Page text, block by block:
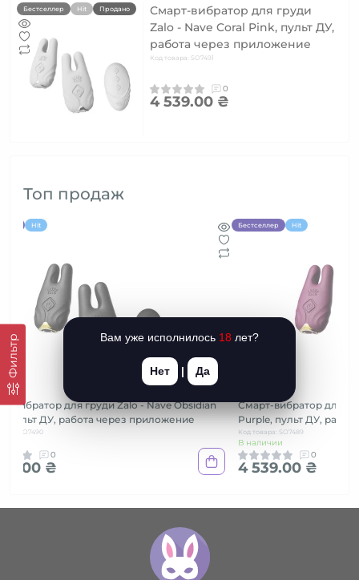
Фильтр
Бестселлер Hit Продано
Смарт-вибратор для груди
Zalo - Nave Coral Pink, пульт ДУ,
работа через приложение
Код товара: SO7491
0
4 539.00 ₴
Топ продаж
Hit
вибратор для груди Zalo - Nave Obsidian
пульт ДУ, работа через приложение
SO7490
0
₴
Бестселлер Hit
Смарт-вибратор для
Purple, пульт ДУ,
Код товара: SO7489
В наличии
0
4 539.00 ₴
Вам уже исполнилось 18 лет?
Нет | Да